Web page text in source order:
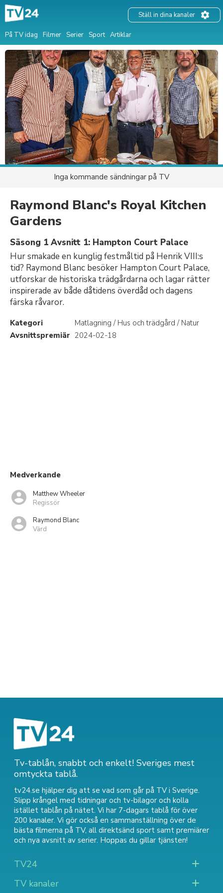
På TV idag Filmer Serier Sport Artiklar
Ställ in dina kanaler
Inga kommande sändningar på TV
Raymond Blanc's Royal Kitchen
Gardens
Säsong 1 Avsnitt 1: Hampton Court Palace
Hur smakade en kunglig festmåltid på Henrik VIII:s
tid? Raymond Blanc besöker Hampton Court Palace,
utforskar de historiska trädgårdarna och lagar rätter
inspirerade av både dåtidens överdåd och dagens
färska råvaror.
Kategori
Matlagning / Hus och trädgård / Natur
Avsnittspremiär 2024-02-18
Medverkande
Matthew Wheeler
Regissör
Raymond Blanc
Värd
Tv-tablån, snabbt och enkelt! Sveriges mest
omtyckta tablå.
tv24.se hjälper dig att se vad som går på TV i Sverige.
Slipp krångel med tidningar och tv-bilagor och kolla
istället tablån på nätet. Vi har 7-dagars tablå för över
200 kanaler. Vi gör också en sammanställning över de
bästa filmerna på TV, all direktsänd sport samt premiärer
och nya avsnitt av serier. Hoppas du gillar tjänsten!
TV24
TV kanaler